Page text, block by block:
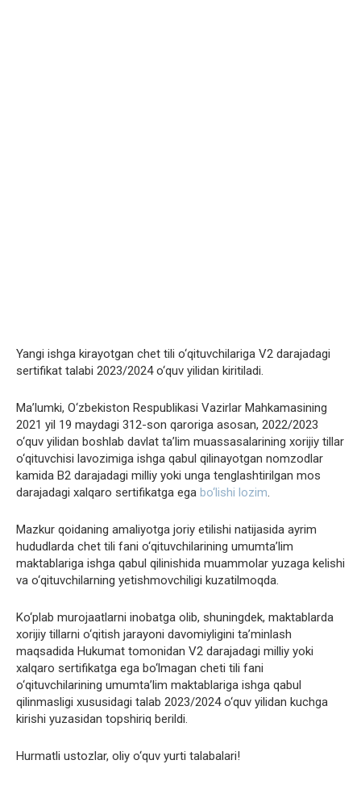
Yangi ishga kirayotgan chet tili o‘qituvchilariga V2 darajadagi
sertifikat talabi 2023/2024 o‘quv yilidan kiritiladi.
Ma’lumki, O‘zbekiston Respublikasi Vazirlar Mahkamasining
2021 yil 19 maydagi 312-son qaroriga asosan, 2022/2023
o‘quv yilidan boshlab davlat ta’lim muassasalarining xorijiy tillar
o‘qituvchisi lavozimiga ishga qabul qilinayotgan nomzodlar
kamida B2 darajadagi milliy yoki unga tenglashtirilgan mos
darajadagi xalqaro sertifikatga ega bo‘lishi lozim.
Mazkur qoidaning amaliyotga joriy etilishi natijasida ayrim
hududlarda chet tili fani o‘qituvchilarining umumta’lim
maktablariga ishga qabul qilinishida muammolar yuzaga kelishi
va o‘qituvchilarning yetishmovchiligi kuzatilmoqda.
Ko‘plab murojaatlarni inobatga olib, shuningdek, maktablarda
xorijiy tillarni o‘qitish jarayoni davomiyligini ta’minlash
maqsadida Hukumat tomonidan V2 darajadagi milliy yoki
xalqaro sertifikatga ega bo‘lmagan cheti tili fani
o‘qituvchilarining umumta’lim maktablariga ishga qabul
qilinmasligi xususidagi talab 2023/2024 o‘quv yilidan kuchga
kirishi yuzasidan topshiriq berildi.
Hurmatli ustozlar, oliy o‘quv yurti talabalari!